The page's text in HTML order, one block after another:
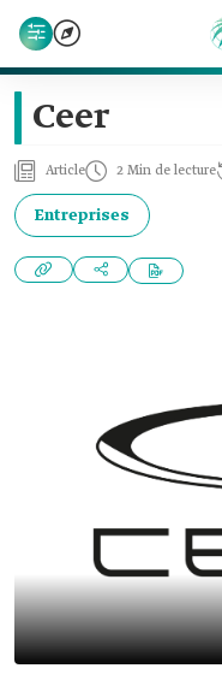
Ceer
Article 2 Min de lecture
Entreprises